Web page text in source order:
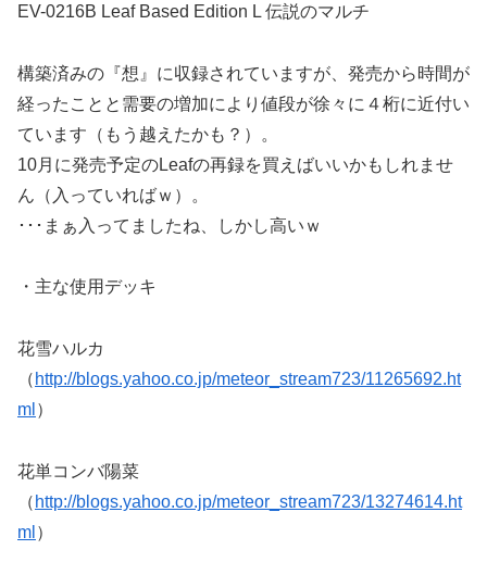
EV-0216B Leaf Based Edition L 伝説のマルチ
構築済みの『想』に収録されていますが、発売から時間が
経ったことと需要の増加により値段が徐々に４桁に近付い
ています（もう越えたかも？）。
10月に発売予定のLeafの再録を買えばいいかもしれませ
ん（入っていればｗ）。
･･･まぁ入ってましたね、しかし高いｗ
・主な使用デッキ
花雪ハルカ
（ http://blogs.yahoo.co.jp/meteor_stream723/11265692.ht
ml ）
花単コンバ陽菜
（ http://blogs.yahoo.co.jp/meteor_stream723/13274614.ht
ml ）